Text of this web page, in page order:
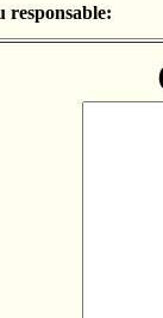
responsable: